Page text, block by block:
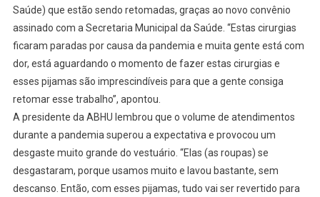
Saúde) que estão sendo retomadas, graças ao novo convênio
assinado com a Secretaria Municipal da Saúde. “Estas cirurgias
ficaram paradas por causa da pandemia e muita gente está com
dor, está aguardando o momento de fazer estas cirurgias e
esses pijamas são imprescindíveis para que a gente consiga
retomar esse trabalho”, apontou.
A presidente da ABHU lembrou que o volume de atendimentos
durante a pandemia superou a expectativa e provocou um
desgaste muito grande do vestuário. “Elas (as roupas) se
desgastaram, porque usamos muito e lavou bastante, sem
descanso. Então, com esses pijamas, tudo vai ser revertido para